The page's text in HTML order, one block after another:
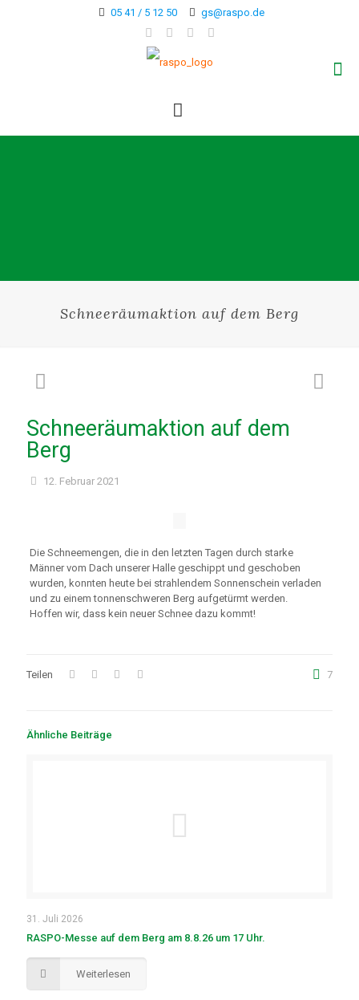
05 41 / 5 12 50 gs@raspo.de
Schneeräumaktion auf dem Berg
Schneeräumaktion auf dem
Berg
12. Februar 2021
Die Schneemengen, die in den letzten Tagen durch starke
Männer vom Dach unserer Halle geschippt und geschoben
wurden, konnten heute bei strahlendem Sonnenschein verladen
und zu einem tonnenschweren Berg aufgetürmt werden.
Hoffen wir, dass kein neuer Schnee dazu kommt!
Teilen 7
Ähnliche Beiträge
31. Juli 2026
RASPO-Messe auf dem Berg am 8.8.26 um 17 Uhr.
Weiterlesen